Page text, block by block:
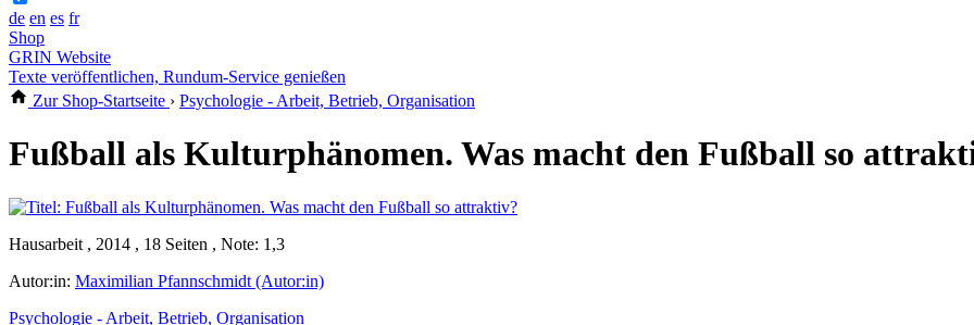
de en es fr
Shop
GRIN Website
Texte veröffentlichen, Rundum-Service genießen
Zur Shop-Startseite › Psychologie - Arbeit, Betrieb, Organisation
Fußball als Kulturphänomen. Was macht den Fußball so
Hausarbeit , 2014 , 18 Seiten , Note: 1,3
Autor:in: Maximilian Pfannschmidt (Autor:in)
Psychologie - Arbeit, Betrieb, Organisation